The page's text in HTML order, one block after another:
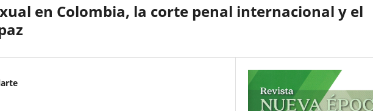
en Colombia, la corte penal internacional y el